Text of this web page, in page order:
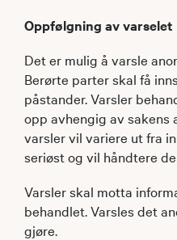
Oppfølgning av varselet
Det er mulig å varsle
Berørte parter skal få
påstander. Varsler
opp avhengig av sakens
varsler vil variere ut fra
seriøst og vil håndtere
Varsler skal motta
behandlet. Varsles det
gjøre.